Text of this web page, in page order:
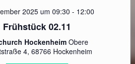
2025 um 09:30 - 12:00
Frühstück 02.11
HockenheimObere
4, 68766 Hockenheim